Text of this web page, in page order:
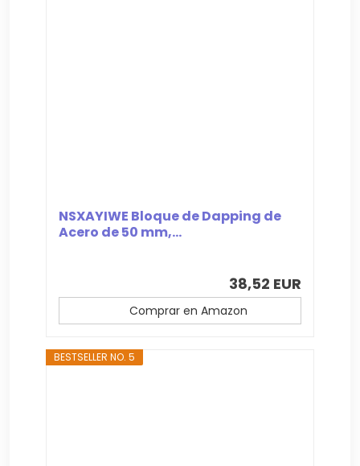
NSXAYIWE Bloque de Dapping de
Acero de 50 mm,...
38,52 EUR
Comprar en Amazon
BESTSELLER NO. 5